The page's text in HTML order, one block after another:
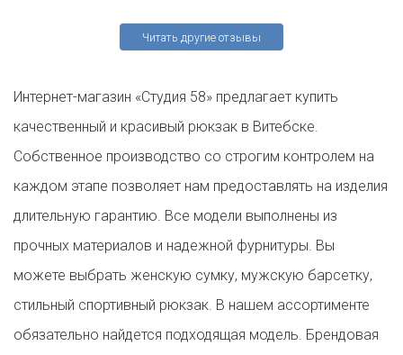
Читать другие отзывы
Интернет-магазин «Студия 58» предлагает купить
качественный и красивый рюкзак в Витебске.
Собственное производство со строгим контролем на
каждом этапе позволяет нам предоставлять на изделия
длительную гарантию. Все модели выполнены из
прочных материалов и надежной фурнитуры. Вы
можете выбрать женскую сумку, мужскую барсетку,
стильный спортивный рюкзак. В нашем ассортименте
обязательно найдется подходящая модель. Брендовая